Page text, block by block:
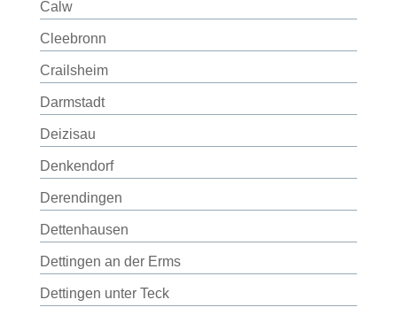
Calw
Cleebronn
Crailsheim
Darmstadt
Deizisau
Denkendorf
Derendingen
Dettenhausen
Dettingen an der Erms
Dettingen unter Teck